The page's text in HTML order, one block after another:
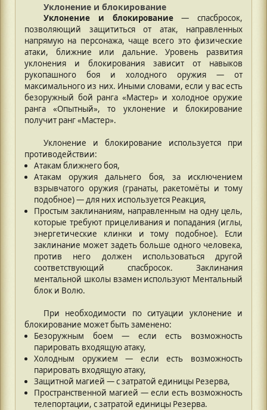
Уклонение и блокирование
Уклонение и блокирование— спасбросок,
позволяющий защититься от атак, направленных
напрямую на персонажа, чаще всего это физические
атаки, ближние или дальние. Уровень развития
уклонения и блокирования зависит от навыков
рукопашного боя и холодного оружия — от
максимального из них. Иными словами, если у вас есть
безоружный бой ранга «Мастер» и холодное оружие
ранга «Опытный», то уклонение и блокирование
получит ранг «Мастер».
Уклонение и блокирование используется при
противодействии:
Атакам ближнего боя,
Атакам оружия дальнего боя, за исключением
взрывчатого оружия (гранаты, ракетомёты и тому
подобное) — для них используется Реакция,
Простым заклинаниям, направленным на одну цель,
которые требуют прицеливания и попадания (иглы,
энергетические клинки и тому подобное). Если
заклинание может задеть больше одного человека,
против него должен использоваться другой
соответствующий спасбросок. Заклинания
ментальной школы взамен используют Ментальный
блок и Волю.
При необходимости по ситуации уклонение и
блокирование может быть заменено:
Безоружным боем — если есть возможность
парировать входящую атаку,
Холодным оружием — если есть возможность
парировать входящую атаку,
Защитной магией — с затратой единицы Резерва,
Пространственной магией — если есть возможность
телепортации, с затратой единицы Резерва.